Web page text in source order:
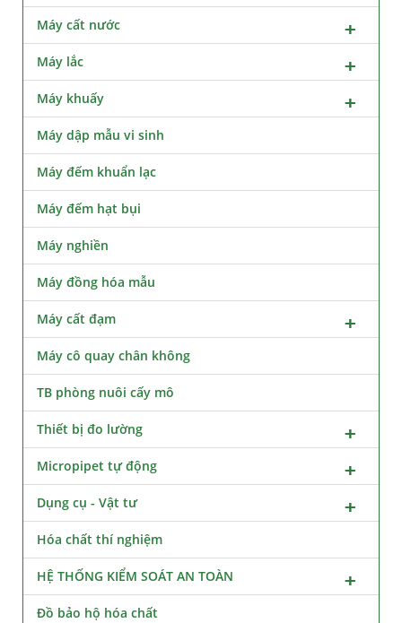
Máy cất nước
Máy lắc
Máy khuấy
Máy dập mẫu vi sinh
Máy đếm khuẩn lạc
Máy đếm hạt bụi
Máy nghiền
Máy đồng hóa mẫu
Máy cất đạm
Máy cô quay chân không
TB phòng nuôi cấy mô
Thiết bị đo lường
Micropipet tự động
Dụng cụ - Vật tư
Hóa chất thí nghiệm
HỆ THỐNG KIỂM SOÁT AN TOÀN
Đồ bảo hộ hóa chất